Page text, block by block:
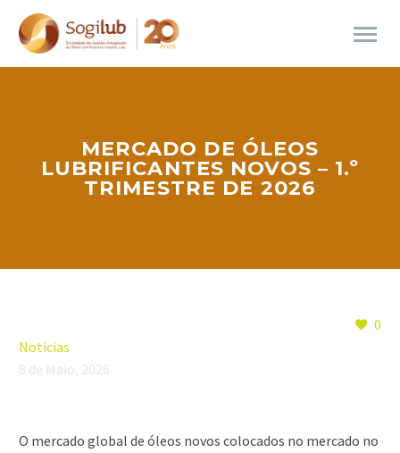
MERCADO DE ÓLEOS
LUBRIFICANTES NOVOS – 1.º
TRIMESTRE DE 2026
0
Noticias
8 de Maio, 2026
O mercado global de óleos novos colocados no mercado no